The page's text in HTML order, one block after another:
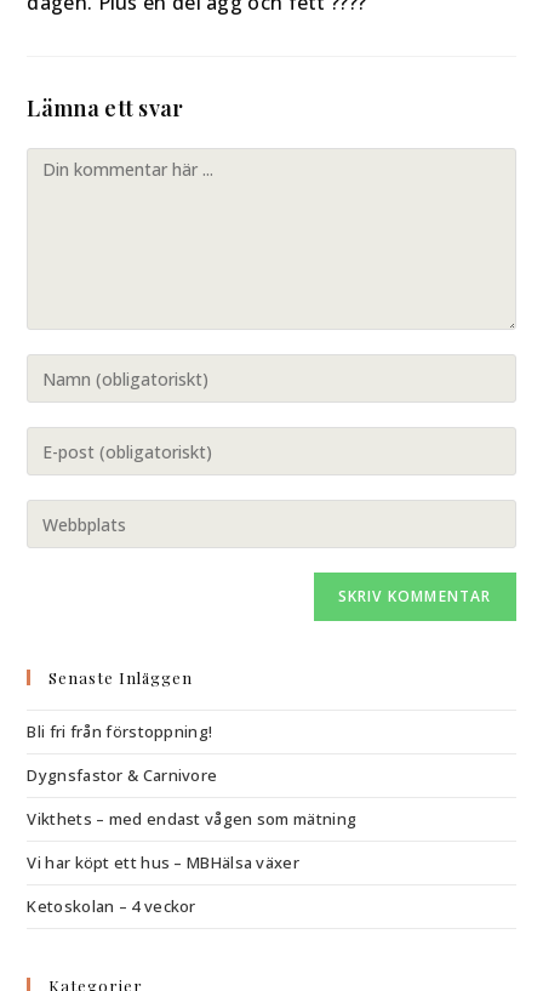
Lämna ett svar
Senaste Inläggen
Bli fri från förstoppning!
Dygnsfastor & Carnivore
Vikthets – med endast vågen som mätning
Vi har köpt ett hus – MBHälsa växer
Ketoskolan – 4 veckor
Kategorier